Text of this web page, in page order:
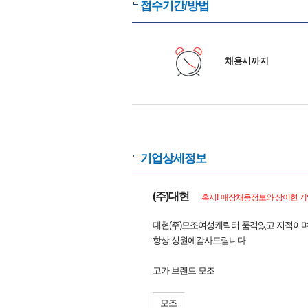
접수기간/방법
채용시까지
기업상세정보
(주)대현 혹시! 매장채용정보와 상이한
대현(주)모조여성캐릭터 품격있고 지적이
항상 성원에감사드림니다
고가 브랜드 모조
모조